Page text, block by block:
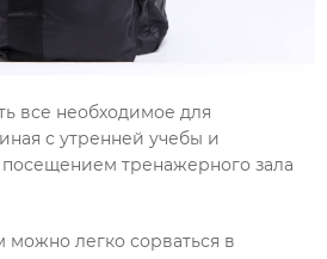
все необходимое для
с утренней учебы и
тренажерного зала
можно легко сорваться в